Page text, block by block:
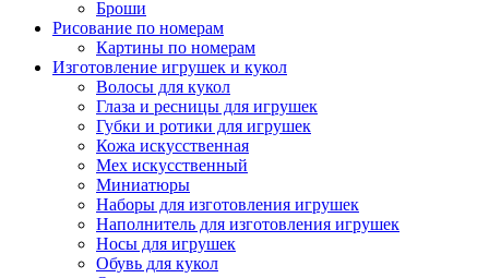
Броши
Рисование по номерам
Картины по номерам
Изготовление игрушек и кукол
Волосы для кукол
Глаза и ресницы для игрушек
Губки и ротики для игрушек
Кожа искусственная
Мех искусственный
Миниатюры
Наборы для изготовления игрушек
Наполнитель для изготовления игрушек
Носы для игрушек
Обувь для кукол